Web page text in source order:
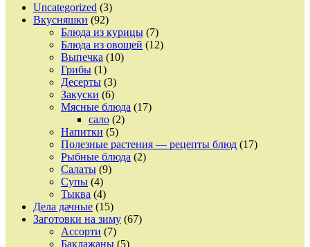
Uncategorized (3)
Вкусняшки (92)
Блюда из курицы (7)
Блюда из овощей (12)
Выпечка (10)
Грибы (1)
Десерты (3)
Закуски (6)
Мясные блюда (17)
сало (2)
Напитки (5)
Полезные растения — рецепты блюд (17)
Рыбные блюда (2)
Салаты (9)
Супы (4)
Тыква (4)
Дела дачные (15)
Заготовки на зиму (67)
Ассорти (7)
Баклажаны (5)